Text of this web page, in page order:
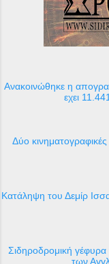
Ανακοινώθηκε η
εχει
Δύο
Κατάληψη του Δεμίρ
Σιδηροδρομική γέφυρα
των